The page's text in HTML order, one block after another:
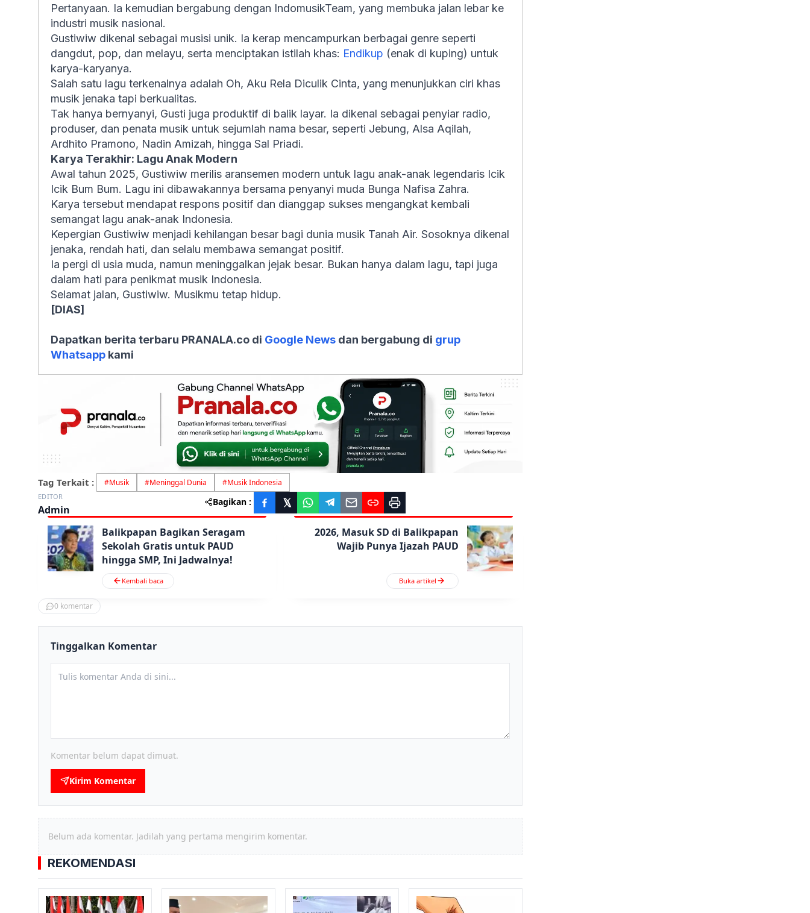
Pertanyaan. Ia kemudian bergabung dengan IndomusikTeam, yang membuka jalan lebar ke
industri musik nasional.
Gustiwiw dikenal sebagai musisi unik. Ia kerap mencampurkan berbagai genre seperti
dangdut, pop, dan melayu, serta menciptakan istilah khas: Endikup (enak di kuping) untuk
karya-karyanya.
Salah satu lagu terkenalnya adalah Oh, Aku Rela Diculik Cinta, yang menunjukkan ciri khas
musik jenaka tapi berkualitas.
Tak hanya bernyanyi, Gusti juga produktif di balik layar. Ia dikenal sebagai penyiar radio,
produser, dan penata musik untuk sejumlah nama besar, seperti Jebung, Alsa Aqilah,
Ardhito Pramono, Nadin Amizah, hingga Sal Priadi.
Karya Terakhir: Lagu Anak Modern
Awal tahun 2025, Gustiwiw merilis aransemen modern untuk lagu anak-anak legendaris Icik
Icik Bum Bum. Lagu ini dibawakannya bersama penyanyi muda Bunga Nafisa Zahra.
Karya tersebut mendapat respons positif dan dianggap sukses mengangkat kembali
semangat lagu anak-anak Indonesia.
Kepergian Gustiwiw menjadi kehilangan besar bagi dunia musik Tanah Air. Sosoknya dikenal
jenaka, rendah hati, dan selalu membawa semangat positif.
Ia pergi di usia muda, namun meninggalkan jejak besar. Bukan hanya dalam lagu, tapi juga
dalam hati para penikmat musik Indonesia.
Selamat jalan, Gustiwiw. Musikmu tetap hidup.
[DIAS]
Dapatkan berita terbaru PRANALA.co di Google News dan bergabung di grup
Whatsapp kami
Tag Terkait : #Musik #Meninggal Dunia #Musik Indonesia
EDITOR
Admin
Bagikan :
Balikpapan Bagikan Seragam
Sekolah Gratis untuk PAUD
hingga SMP, Ini Jadwalnya!
Kembali baca
2026, Masuk SD di Balikpapan
Wajib Punya Ijazah PAUD
Buka artikel
0 komentar
Tinggalkan Komentar
Komentar belum dapat dimuat.
Kirim Komentar
Belum ada komentar. Jadilah yang pertama mengirim komentar.
REKOMENDASI